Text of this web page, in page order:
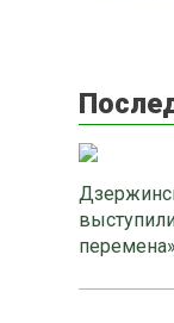
перемена»